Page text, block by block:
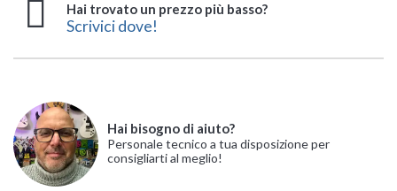
Hai trovato un prezzo più basso?
Scrivici dove!
Hai bisogno di aiuto?
Personale tecnico a tua disposizione per
consigliarti al meglio!